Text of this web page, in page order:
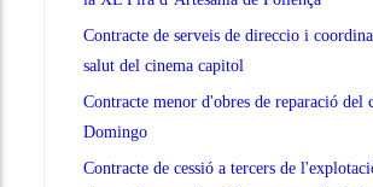
Contracte de serveis de direccio i
salut del cinema capitol
Contracte menor d'obres de reparació del
Domingo
Contracte de cessió a tercers de